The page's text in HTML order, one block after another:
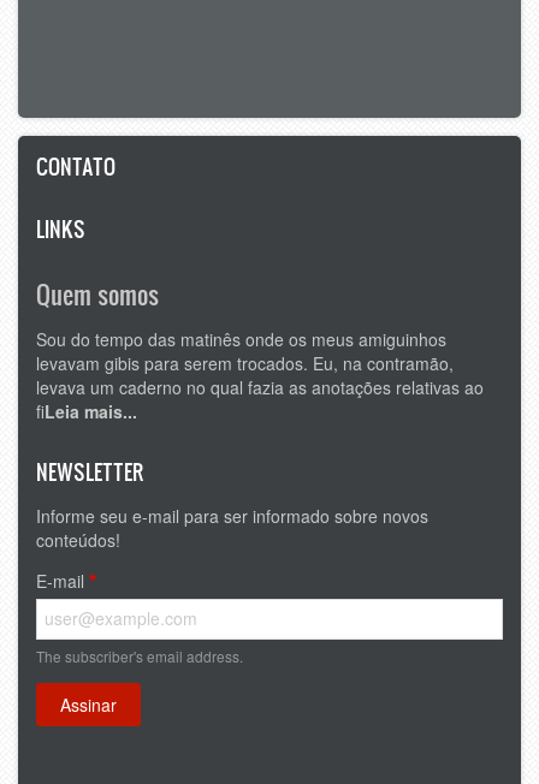
CONTATO
LINKS
Quem somos
Sou do tempo das matinês onde os meus amiguinhos
levavam gibis para serem trocados. Eu, na contramão,
levava um caderno no qual fazia as anotações relativas ao
fiLeia mais...
NEWSLETTER
Informe seu e-mail para ser informado sobre novos
conteúdos!
E-mail
The subscriber's email address.